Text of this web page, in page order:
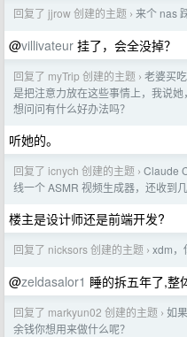
回复了 jjrow 创建的主题 › 来个 nas
@villivateur 挂了，会全没掉？
回复了 myTrip 创建的主题 › 老婆买
是把注意力放在这些事情上，我说她
想问问有什么好办法吗？
听她的。
回复了 icnych 创建的主题 › Claude
线一个 ASMR 视频生成器，还收到
楼主是设计师还是前端开发?
回复了 nicksors 创建的主题 › xdm，
@zeldasalor1 睡的拆五年了,整
回复了 markyun02 创建的主题 › 如
余钱你想用来做什么呢？